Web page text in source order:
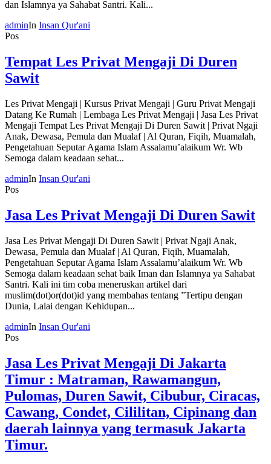
dan Islamnya ya Sahabat Santri. Kali...
adminIn Insan Qur'ani
Pos
Tempat Les Privat Mengaji Di Duren
Sawit
Les Privat Mengaji | Kursus Privat Mengaji | Guru Privat Mengaji
Datang Ke Rumah | Lembaga Les Privat Mengaji | Jasa Les Privat
Mengaji Tempat Les Privat Mengaji Di Duren Sawit | Privat Ngaji
Anak, Dewasa, Pemula dan Mualaf | Al Quran, Fiqih, Muamalah,
Pengetahuan Seputar Agama Islam Assalamu’alaikum Wr. Wb
Semoga dalam keadaan sehat...
adminIn Insan Qur'ani
Pos
Jasa Les Privat Mengaji Di Duren Sawit
Jasa Les Privat Mengaji Di Duren Sawit | Privat Ngaji Anak,
Dewasa, Pemula dan Mualaf | Al Quran, Fiqih, Muamalah,
Pengetahuan Seputar Agama Islam Assalamu’alaikum Wr. Wb
Semoga dalam keadaan sehat baik Iman dan Islamnya ya Sahabat
Santri. Kali ini tim coba meneruskan artikel dari
muslim(dot)or(dot)id yang membahas tentang ”Tertipu dengan
Dunia, Lalai dengan Kehidupan...
adminIn Insan Qur'ani
Pos
Jasa Les Privat Mengaji Di Jakarta
Timur : Matraman, Rawamangun,
Pulomas, Duren Sawit, Cibubur, Ciracas,
Cawang, Condet, Cililitan, Cipinang dan
daerah lainnya yang termasuk Jakarta
Timur.